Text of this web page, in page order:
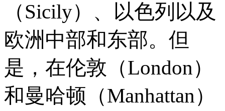
（Sicily）、以色列以及
欧洲中部和东部。但
是，在伦敦（London）
和曼哈顿（Manhattan）